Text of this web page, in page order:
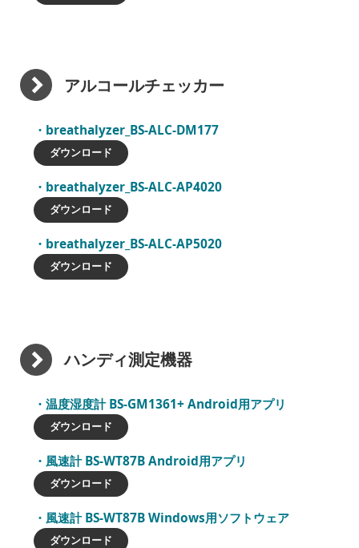
アルコールチェッカー
breathalyzer_BS-ALC-DM177
ダウンロード
breathalyzer_BS-ALC-AP4020
ダウンロード
breathalyzer_BS-ALC-AP5020
ダウンロード
ハンディ測定機器
温度湿度計 BS-GM1361+ Android用アプリ
ダウンロード
風速計 BS-WT87B Android用アプリ
ダウンロード
風速計 BS-WT87B Windows用ソフトウェア
ダウンロード